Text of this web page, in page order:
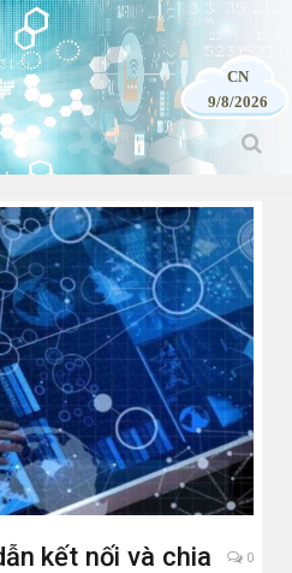
CN
9/8/2026
kết nối và chia
0